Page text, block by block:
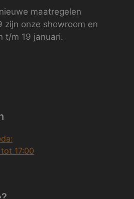
maatregelen
zijn onze showroom en
t/m 19 januari.
17:00